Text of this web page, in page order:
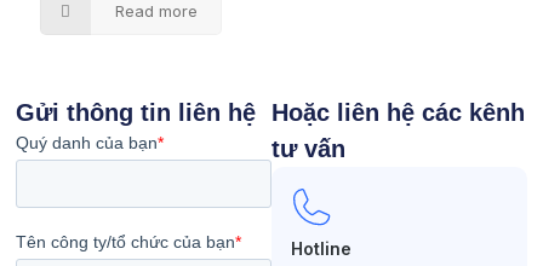
Read more
Gửi thông tin liên hệ
Hoặc liên hệ các kênh
tư vấn
Hotline